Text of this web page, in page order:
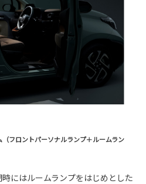
フロントパーソナルランプ＋ルームラン
にはルームランプをはじめとした